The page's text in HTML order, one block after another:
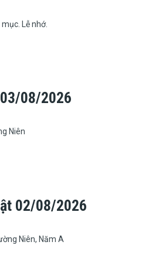
Lễ nhớ.
08/2026
Niên
02/08/2026
Niên, Năm A